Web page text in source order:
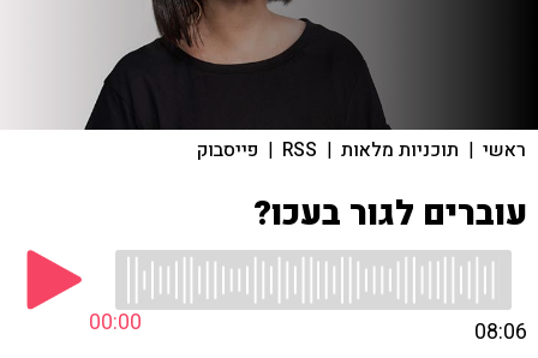
ראשי | תוכניות מלאות |
RSS
| פייסבוק
עוברים לגור בעכו?
00:00 08:06